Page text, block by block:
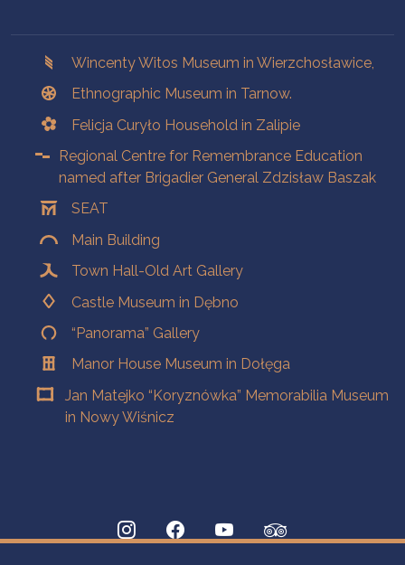
Wincenty Witos Museum in Wierzchosławice,
Ethnographic Museum in Tarnow.
Felicja Curyło Household in Zalipie
Regional Centre for Remembrance Education
named after Brigadier General Zdzisław Baszak
SEAT
Main Building
Town Hall-Old Art Gallery
Castle Museum in Dębno
“Panorama” Gallery
Manor House Museum in Dołęga
Jan Matejko “Koryznówka” Memorabilia Museum
in Nowy Wiśnicz